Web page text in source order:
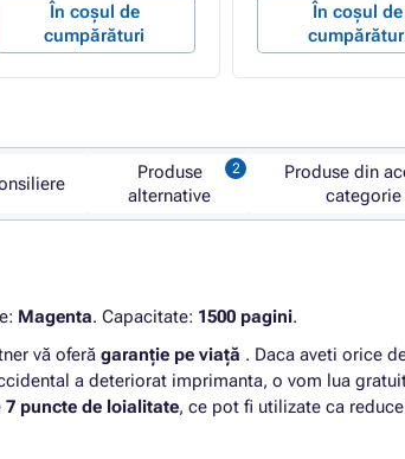
În coșul de
cumpărături
În coșul de
Produse
alternative
Produse din
categorie
Magenta. Capacitate: 1500 pagini.
vă oferă garanție pe viață . Daca aveti orice
a deteriorat imprimanta, o vom lua
7 puncte de loialitate, ce pot fi utilizate ca